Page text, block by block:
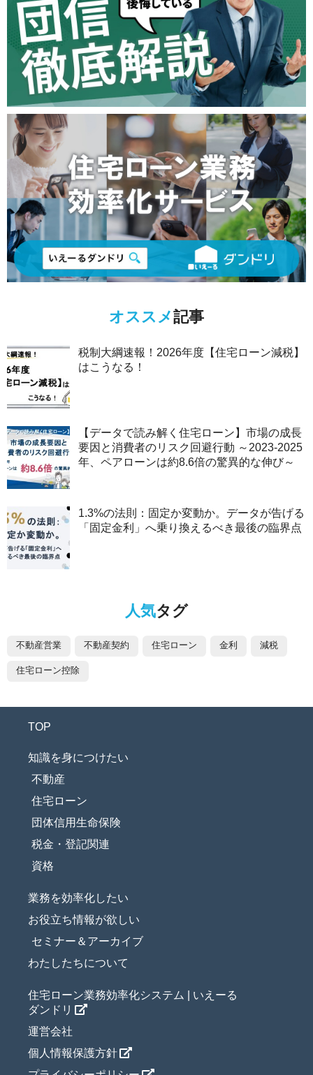
オススメ記事
税制大綱速報！2026年度【住宅ローン減税】
はこうなる！
【データで読み解く住宅ローン】市場の成長
要因と消費者のリスク回避行動 ～2023-2025
年、ペアローンは約8.6倍の驚異的な伸び～
1.3%の法則：固定か変動か。データが告げる
「固定金利」へ乗り換えるべき最後の臨界点
人気タグ
不動産営業 不動産契約 住宅ローン 金利 減税
住宅ローン控除
TOP
知識を身につけたい
不動産
住宅ローン
団体信用生命保険
税金・登記関連
資格
業務を効率化したい
お役立ち情報が欲しい
セミナー＆アーカイブ
わたしたちについて
住宅ローン業務効率化システム | いえーる
ダンドリ
運営会社
個人情報保護方針